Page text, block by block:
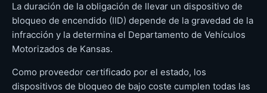
La duración de la obligación de llevar un dispositivo de
bloqueo de encendido (IID) depende de la gravedad de la
infracción y la determina el Departamento de Vehículos
Motorizados de Kansas.
Como proveedor certificado por el estado, los
dispositivos de bloqueo de bajo coste cumplen todas las